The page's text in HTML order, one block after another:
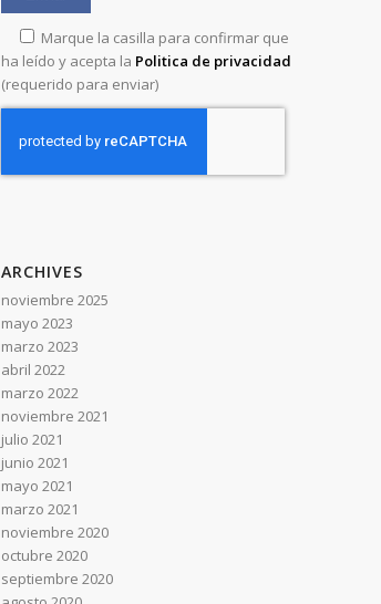
Marque la casilla para confirmar que
ha leído y acepta la Politica de privacidad
(requerido para enviar)
ARCHIVES
noviembre 2025
mayo 2023
marzo 2023
abril 2022
marzo 2022
noviembre 2021
julio 2021
junio 2021
mayo 2021
marzo 2021
noviembre 2020
octubre 2020
septiembre 2020